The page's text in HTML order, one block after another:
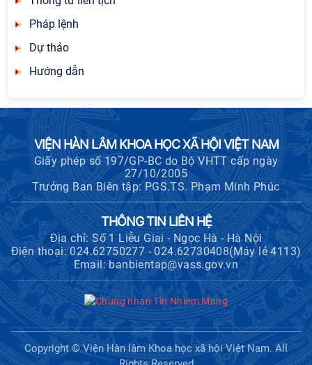
Pháp lệnh
Dự thảo
Hướng dẫn
VIỆN HÀN LÂM KHOA HỌC XÃ HỘI VIỆT NAM
Giấy phép số 197/GP-BC do Bộ VHTT cấp ngày
27/10/2005
Trưởng Ban Biên tập: PGS.TS. Phạm Minh Phúc
THÔNG TIN LIÊN HỆ
Địa chỉ: Số 1 Liễu Giai - Ngọc Hà - Hà Nội
Điện thoại: 024.62750277 - 024.62730408(Máy lẻ 4113)
Email: banbientap@vass.gov.vn
Copyright © Viện Hàn lâm Khoa học xã hội Việt Nam. All